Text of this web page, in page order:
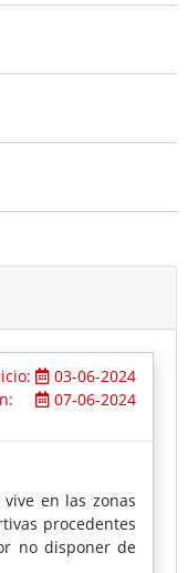
03-06-2024
07-06-2024
en las zonas
procedentes
no disponer de